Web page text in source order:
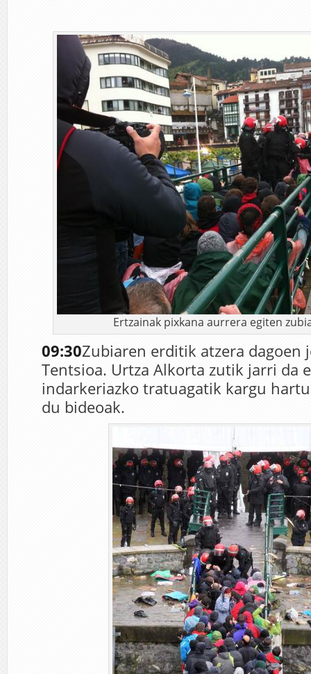
Ertzainak pixkana aurrera egiten
09:30Zubiaren erditik atzera dagoen
Tentsioa. Urtza Alkorta zutik jarri da
indarkeriazko tratuagatik kargu
du bideoak.